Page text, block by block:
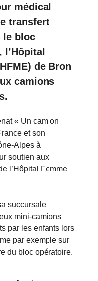
médical
transfert
le bloc
l’Hôpital
de Bron
camions
« Un camion
et son
Alpes à
soutien aux
l’Hôpital Femme
succursale
mini-camions
par les enfants lors
par exemple sur
du bloc opératoire.